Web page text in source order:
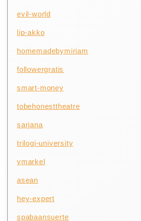
evil-world
lip-akko
homemadebymiriam
followergratis
smart-money
tobehonesttheatre
sarjana
trilogi-university
ymarkel
asean
hey-expert
spabaansuerte